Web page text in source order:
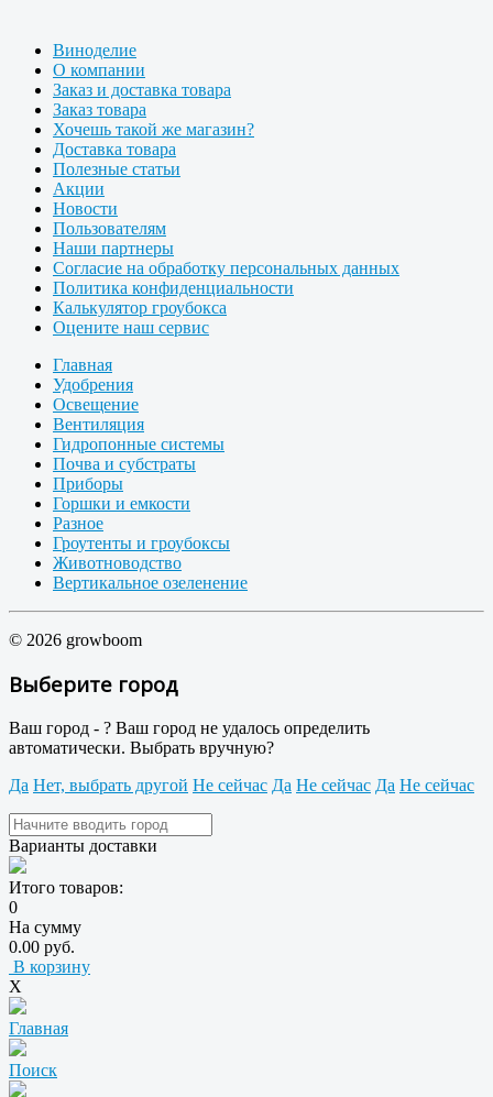
Виноделие
О компании
Заказ и доставка товара
Заказ товара
Хочешь такой же магазин?
Доставка товара
Полезные статьи
Акции
Новости
Пользователям
Наши партнеры
Согласие на обработку персональных данных
Политика конфиденциальности
Калькулятор гроубокса
Оцените наш сервис
Главная
Удобрения
Освещение
Вентиляция
Гидропонные системы
Почва и субстраты
Приборы
Горшки и емкости
Разное
Гроутенты и гроубоксы
Животноводство
Вертикальное озеленение
© 2026 growboom
Выберите город
Ваш город - ? Ваш город не удалось определить
автоматически. Выбрать вручную?
Да Нет, выбрать другой Не сейчас Да Не сейчас Да Не сейчас
Варианты доставки
Итого товаров:
0
На сумму
0.00 руб.
В корзину
X
Главная
Поиск